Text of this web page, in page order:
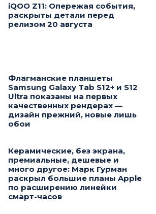
iQOO Z11: Опережая события,
раскрыты детали перед
релизом 20 августа
Флагманские планшеты
Samsung Galaxy Tab S12+ и S12
Ultra показаны на первых
качественных рендерах —
дизайн прежний, новые лишь
обои
Керамические, без экрана,
премиальные, дешевые и
много другое: Марк Гурман
раскрыл большие планы Apple
по расширению линейки
смарт-часов